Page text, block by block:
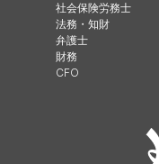
社会保険労務士
法務・知財
弁護士
財務
CFO